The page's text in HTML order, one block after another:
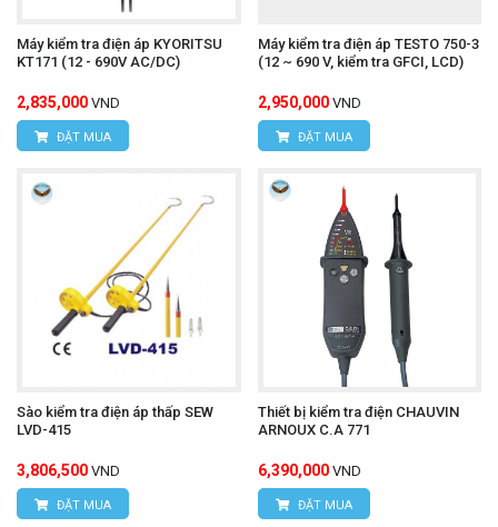
Máy kiểm tra điện áp KYORITSU
KT171 (12 - 690V AC/DC)
2,835,000 VND
ĐẶT MUA
Máy kiểm tra điện áp TESTO 750-3
(12 ~ 690 V, kiểm tra GFCI, LCD)
2,950,000 VND
ĐẶT MUA
Sào kiểm tra điện áp thấp SEW
LVD-415
3,806,500 VND
ĐẶT MUA
Thiết bị kiểm tra điện CHAUVIN
ARNOUX C.A 771
6,390,000 VND
ĐẶT MUA